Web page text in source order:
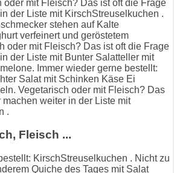
oder mit Fleisch? Das ist oft die Frage
der Liste mit KirschStreuselkuchen .
stehen auf Kalte
verfeinert und geröstetem
oder mit Fleisch? Das ist oft die Frage
der Liste mit Bunter Salatteller mit
Immer wieder gerne bestellt:
Salat mit Schinken Käse Ei
Vegetarisch oder mit Fleisch? Das
machen weiter in der Liste mit
.
Fleisch ...
KirschStreuselkuchen . Nicht zu
Quiche des Tages mit Salat